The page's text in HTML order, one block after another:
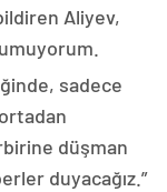
Aliyev,
sadece
düşman
duyacağız.”